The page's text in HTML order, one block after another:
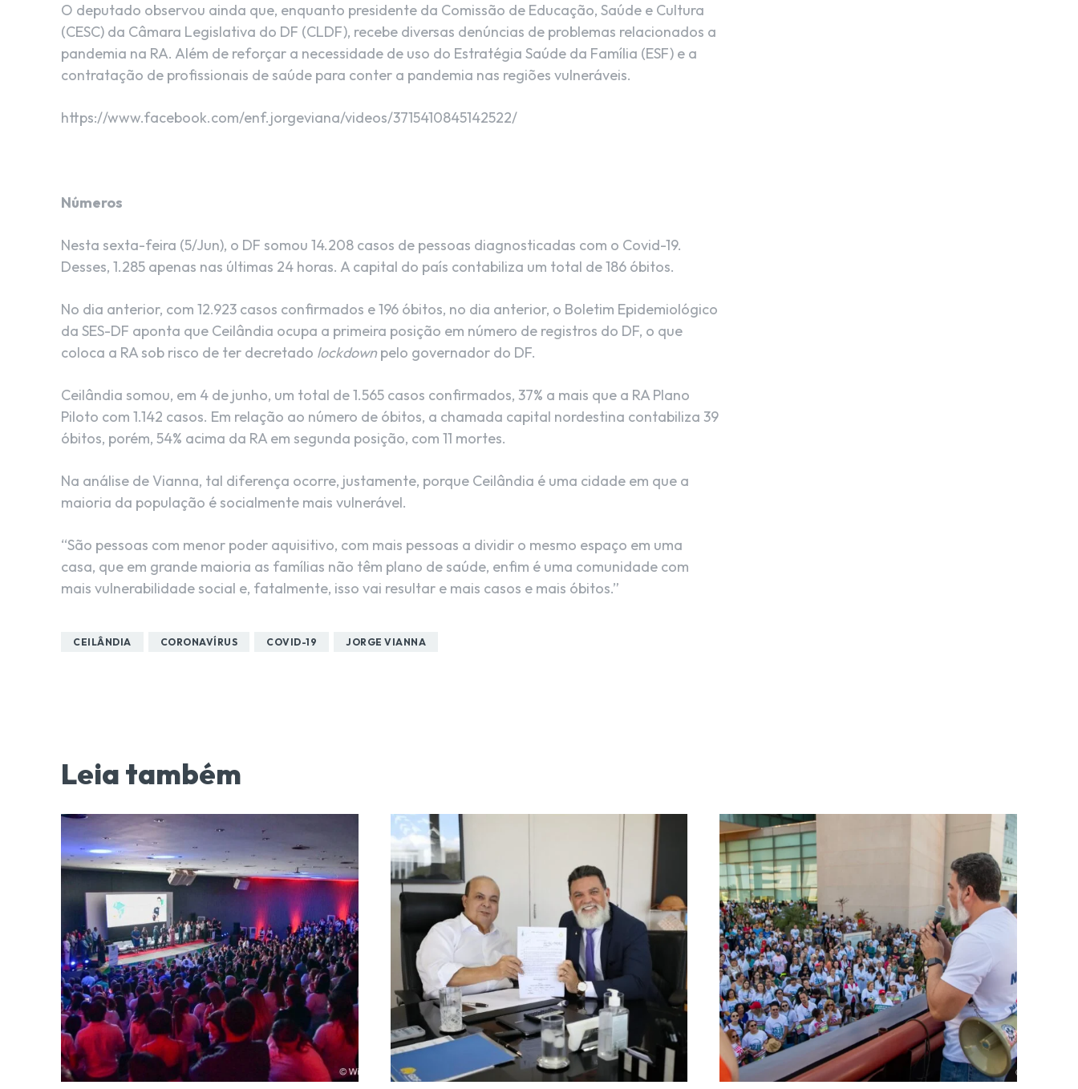
O deputado observou ainda que, enquanto presidente da Comissão de Educação, Saúde e Cultura
(CESC) da Câmara Legislativa do DF (CLDF), recebe diversas denúncias de problemas relacionados a
pandemia na RA. Além de reforçar a necessidade de uso do Estratégia Saúde da Família (ESF) e a
contratação de profissionais de saúde para conter a pandemia nas regiões vulneráveis.
https://www.facebook.com/enf.jorgeviana/videos/3715410845142522/
Números
Nesta sexta-feira (5/Jun), o DF somou 14.208 casos de pessoas diagnosticadas com o Covid-19.
Desses, 1.285 apenas nas últimas 24 horas. A capital do país contabiliza um total de 186 óbitos.
No dia anterior, com 12.923 casos confirmados e 196 óbitos, no dia anterior, o Boletim Epidemiológico
da SES-DF aponta que Ceilândia ocupa a primeira posição em número de registros do DF, o que
coloca a RA sob risco de ter decretado lockdownpelo governador do DF.
Ceilândia somou, em 4 de junho, um total de 1.565 casos confirmados, 37% a mais que a RA Plano
Piloto com 1.142 casos. Em relação ao número de óbitos, a chamada capital nordestina contabiliza 39
óbitos, porém, 54% acima da RA em segunda posição, com 11 mortes.
Na análise de Vianna, tal diferença ocorre, justamente, porque Ceilândia é uma cidade em que a
maioria da população é socialmente mais vulnerável.
“São pessoas com menor poder aquisitivo, com mais pessoas a dividir o mesmo espaço em uma
casa, que em grande maioria as famílias não têm plano de saúde, enfim é uma comunidade com
mais vulnerabilidade social e, fatalmente, isso vai resultar e mais casos e mais óbitos.”
CEILÂNDIA CORONAVÍRUS COVID-19 JORGE VIANNA
Leia também